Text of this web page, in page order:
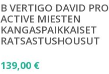
B VERTIGO DAVID PRO
ACTIVE MIESTEN
KANGASPAIKKAISET
RATSASTUSHOUSUT
139,00 €